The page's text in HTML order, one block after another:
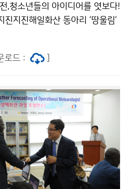
,청소년들의 아이디어를 엿보다!
지진해일화산 동아리 ‘땅울림’
들이 참석한 가운데 중학생 지
일부터 10월 15일까지 전국에서
취재와 현장 방문 등을 통한 성
츠 제작, 온·오프라인 자율 홍보
난 대비에 대한 국민공감대 형성
로드 :